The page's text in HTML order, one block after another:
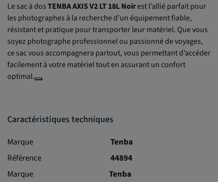
Le sac à dosTENBA AXIS V2 LT 18L Noirest l’allié parfait pour
les photographes à la recherche d’un équipement fiable,
résistant et pratique pour transporter leur matériel. Que vous
soyez photographe professionnel ou passionné de voyages,
ce sac vous accompagnera partout, vous permettant d’accéder
facilement à votre matériel tout en assurant un confort
optimal.
Caractéristiques techniques
Marque
Tenba
Référence
44894
Marque
Tenba